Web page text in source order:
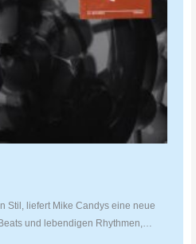
Stil, liefert Mike Candys eine neue
und lebendigen Rhythmen,…